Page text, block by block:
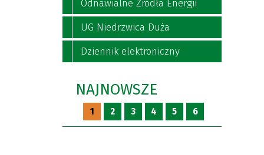
Odnawialne Źródła Energii
UG Niedrzwica Duża
Dziennik elektroniczny
NAJNOWSZE
1 2 3 4 5 6